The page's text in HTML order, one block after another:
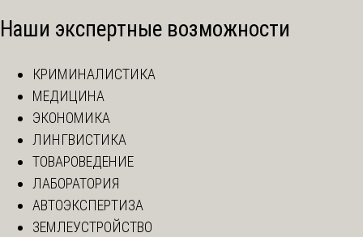
Наши экспертные возможности
КРИМИНАЛИСТИКА
МЕДИЦИНА
ЭКОНОМИКА
ЛИНГВИСТИКА
ТОВАРОВЕДЕНИЕ
ЛАБОРАТОРИЯ
АВТОЭКСПЕРТИЗА
ЗЕМЛЕУСТРОЙСТВО